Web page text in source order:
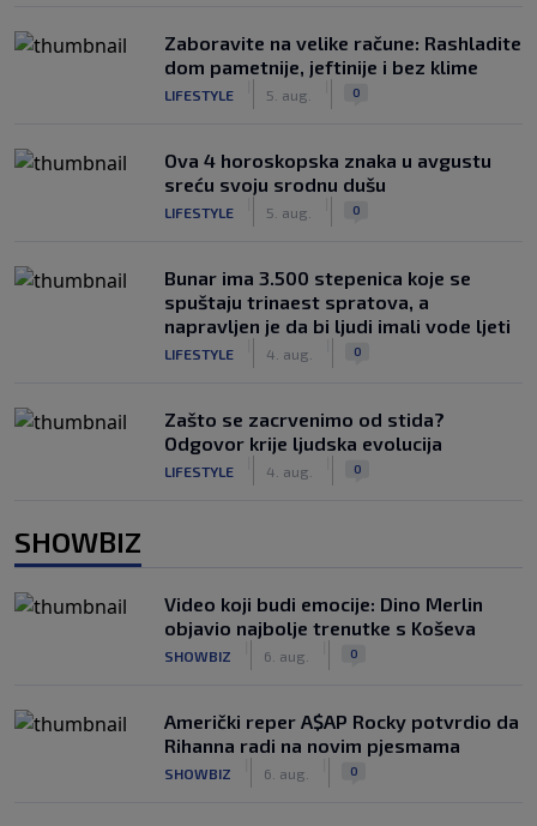
Zaboravite na velike račune: Rashladite
dom pametnije, jeftinije i bez klime
LIFESTYLE 5. aug. 0
Ova 4 horoskopska znaka u avgustu
sreću svoju srodnu dušu
LIFESTYLE 5. aug. 0
Bunar imа 3.500 stepenica koje se
spuštaju trinaest spratova, a
napravljen je da bi ljudi imali vode ljeti
LIFESTYLE 4. aug. 0
Zašto se zacrvenimo od stida?
Odgovor krije ljudska evolucija
LIFESTYLE 4. aug. 0
SHOWBIZ
Video koji budi emocije: Dino Merlin
objavio najbolje trenutke s Koševa
SHOWBIZ 6. aug. 0
Američki reper A$AP Rocky potvrdio da
Rihanna radi na novim pjesmama
SHOWBIZ 6. aug. 0